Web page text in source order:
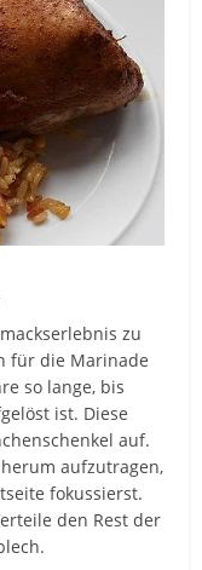
zu
für die Marinade
so lange, bis
ist. Diese
auf.
aufzutragen,
fokussierst.
den Rest der